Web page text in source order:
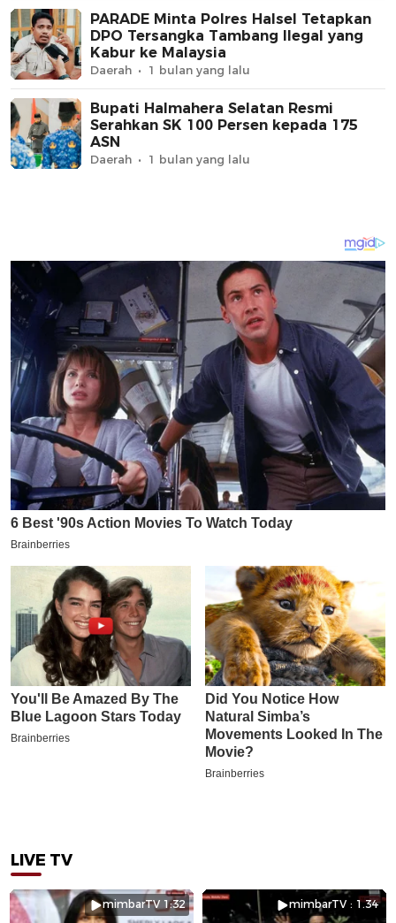
PARADE Minta Polres Halsel Tetapkan
DPO Tersangka Tambang Ilegal yang
Kabur ke Malaysia
Daerah 1 bulan yang lalu
Bupati Halmahera Selatan Resmi
Serahkan SK 100 Persen kepada 175
ASN
Daerah 1 bulan yang lalu
LIVE TV
mimbarTV 1:32 mimbarTV : 1.34